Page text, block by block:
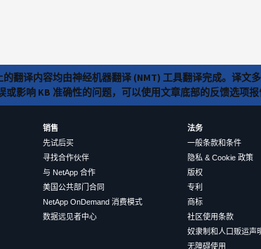
翻译内容均由神经机器翻译 (NMT) 工具翻译完成。译文
影响 KB 准确性的问题，可以使用文章底部的反馈选项报
销售
先试后买
寻找合作伙伴
与 NetApp 合作
美国公共部门合同
NetApp OnDemand 消费模式
数据远见者中心
法务
一般条款和条件
隐私 & Cookie 政策
版权
专利
商标
社区使用条款
奴隶制和人口贩运声
无障碍使用